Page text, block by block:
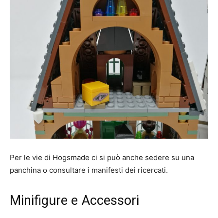
Per le vie di Hogsmade ci si può anche sedere su una
panchina o consultare i manifesti dei ricercati.
Minifigure e Accessori